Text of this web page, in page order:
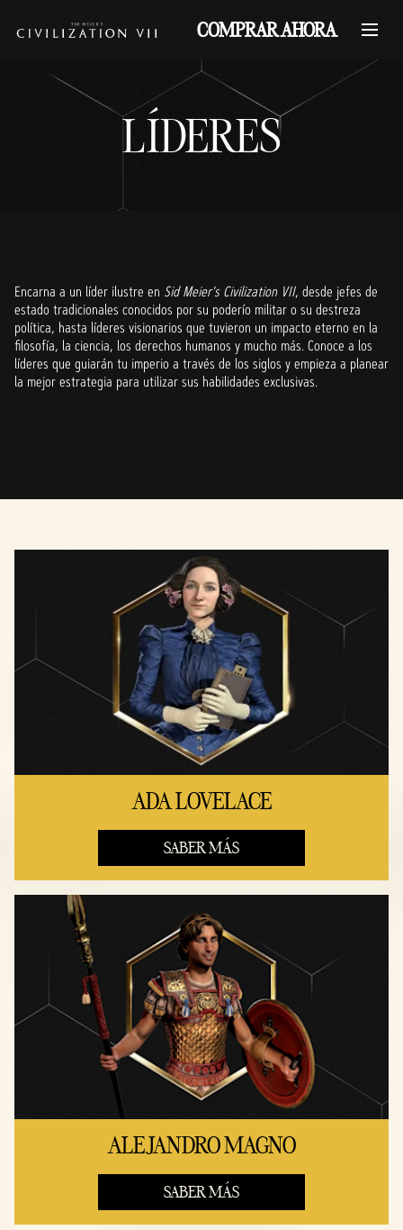
COMPRAR AHORA
LÍDERES
Encarna a un líder ilustre en Sid Meier's Civilization VII, desde jefes de
estado tradicionales conocidos por su poderío militar o su destreza
política, hasta líderes visionarios que tuvieron un impacto eterno en la
filosofía, la ciencia, los derechos humanos y mucho más. Conoce a los
líderes que guiarán tu imperio a través de los siglos y empieza a planear
la mejor estrategia para utilizar sus habilidades exclusivas.
ADA LOVELACE
SABER MÁS
ALEJANDRO MAGNO
SABER MÁS